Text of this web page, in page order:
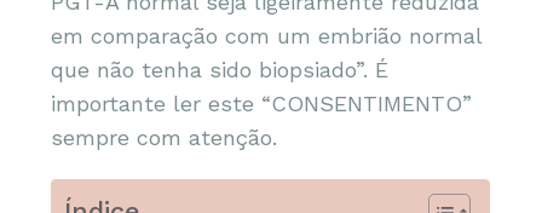
em comparação com um embrião normal
que não tenha sido biopsiado”. É
importante ler este “CONSENTIMENTO”
sempre com atenção.